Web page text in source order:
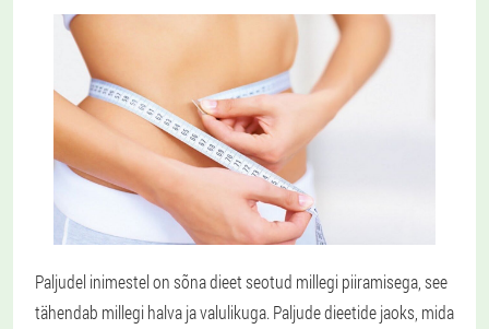
Paljudel inimestel on sõna dieet seotud millegi piiramisega, see
tähendab millegi halva ja valulikuga. Paljude dieetide jaoks, mida